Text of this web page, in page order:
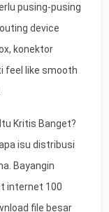
pusing-pusing
device
konektor
feel like smooth
Kritis Banget?
isu distribusi
Bayangin
internet 100
file besar